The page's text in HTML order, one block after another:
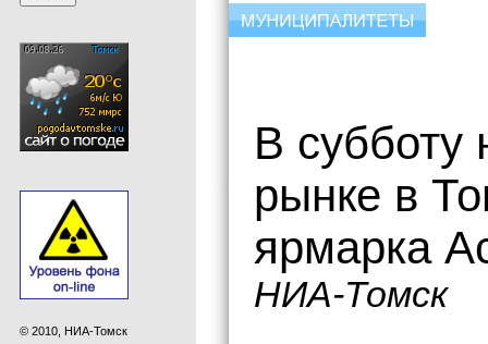
© 2010, НИА-Томск
В субботу
рынке в
ярмарка
НИА-Томск